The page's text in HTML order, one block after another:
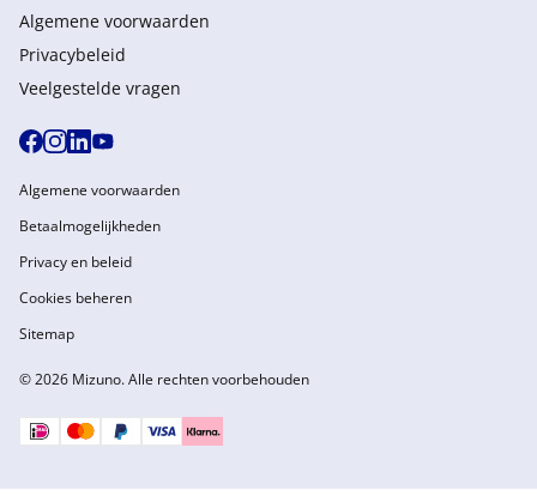
Algemene voorwaarden
Privacybeleid
Veelgestelde vragen
© 2026 Mizuno. Alle rechten voorbehouden
Algemene voorwaarden
Betaalmogelijkheden
Privacy en beleid
Cookies beheren
Sitemap